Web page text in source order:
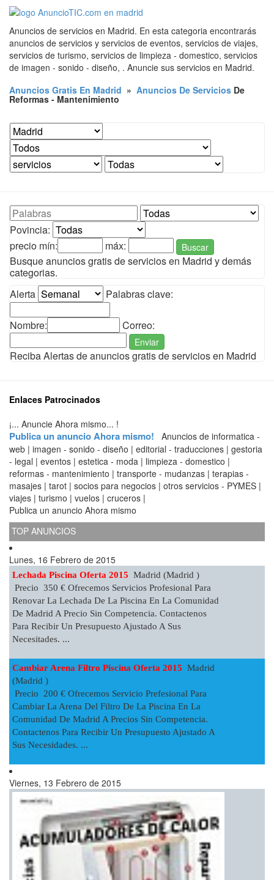
Anuncios de servicios en Madrid. En esta categoria encontrarás
anuncios de servicios y servicios de eventos, servicios de viajes,
servicios de turismo, servicios de limpieza - domestico, servicios
de imagen - sonido - diseño, . Anuncie sus servicios en Madrid.
Anuncios Gratis En Madrid » Anuncios De Servicios De
Reformas - Mantenimiento
Povincia:
precio mín:
máx: Buscar
Busque anuncios gratis de servicios en Madrid y demás
categorias.
Alerta
Palabras clave:
Nombre: Correo:
Enviar
Reciba Alertas de anuncios gratis de servicios en Madrid
Enlaces Patrocinados
¡... Anuncie Ahora mismo... !
Publica un anuncio Ahora mismo! Anuncios de informatica -
web | imagen - sonido - diseño | editorial - traducciones | gestoria
- legal | eventos | estetica - moda | limpieza - domestico |
reformas - mantenimiento | transporte - mudanzas | terapias -
masajes | tarot | socios para negocios | otros servicios - PYMES |
viajes | turismo | vuelos | cruceros |
Publica un anuncio Ahora mismo
TOP ANUNCIOS
Lunes, 16 Febrero de 2015
Lechada Piscina Oferta 2015 Madrid (Madrid )
Precio 350 € Ofrecemos Servicios Profesional Para
Renovar La Lechada De La Piscina En La Comunidad
De Madrid A Precio Sin Competencia. Contactenos
Para Recibir Un Presupuesto Ajustado A Sus
Necesitades. ...
Cambiar Arena Filtro Piscina Oferta 2015 Madrid
(Madrid )
Precio 200 € Ofrecemos Servicio Prefesional Para
Cambiar La Arena Del Filtro De La Piscina En La
Comunidad De Madrid A Precios Sin Competencia.
Contactenos Para Recibir Un Presupuesto Ajustado A
Sus Necesidades. ...
Viernes, 13 Febrero de 2015